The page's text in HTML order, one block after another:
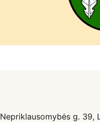
Nepriklausomybės g. 39,